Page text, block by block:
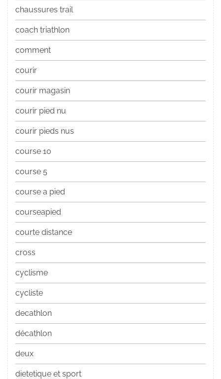
chaussures trail
coach triathlon
comment
courir
courir magasin
courir pied nu
courir pieds nus
course 10
course 5
course a pied
courseapied
courte distance
cross
cyclisme
cycliste
decathlon
décathlon
deux
dietetique et sport